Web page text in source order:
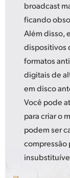
broadcast
ficando
Além disso,
dispositivos
formatos
digitais de
em disco
Você pode
para criar o
podem ser
compressão